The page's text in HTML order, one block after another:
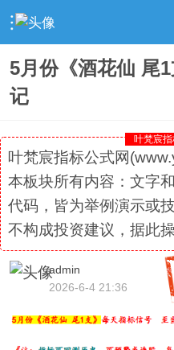
› 社区精选 › 专栏更新 › 内
5月份《酒花仙
记
叶梵宸
叶梵宸指标公式网
本板块所有内容：文字
代码，皆为举例演示或
不构成投资建议，据此
admin
2026-6-4 21:36